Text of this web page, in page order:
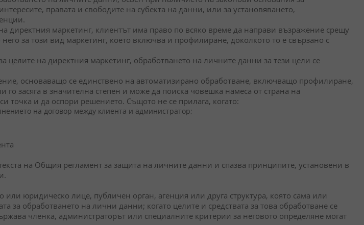
правата и свободите на субекта на данни, или за установяването,
директния маркетинг, клиентът има право по всяко време да направи възражение срещу
за този вид маркетинг, което включва и профилиране, доколкото то е свързано с
целите на директния маркетинг, обработването на личните данни за тези цели се
основаващо се единствено на автоматизирано обработване, включващо профилиране,
го засяга в значителна степен и може да поиска човешка намеса от страна на
точка и да оспори решението. Същото не се прилага, когато:
на договор между клиента и администратор;
на Общия регламент за защита на личните данни и спазва принципите, установени в
юридическо лице, публичен орган, агенция или друга структура, която сама или
за обработването на лични данни; когато целите и средствата за това обработване се
членка, администраторът или специалните критерии за неговото определяне могат